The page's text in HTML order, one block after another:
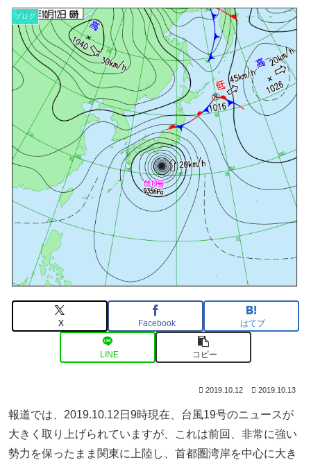
ブログ
X Facebook はてブ
LINE コピー
2019.10.12 2019.10.13
報道では、2019.10.12日9時現在、台風19号のニュースが
大きく取り上げられていますが、これは前回、非常に強い
勢力を保ったまま関東に上陸し、首都圏湾岸を中心に大き